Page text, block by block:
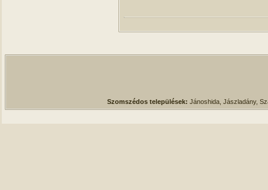
Szomszédos települések: Jánoshida, Jászladány,